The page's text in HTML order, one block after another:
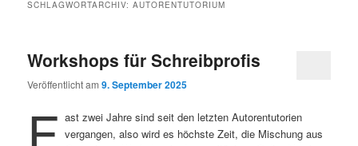
SCHLAGWORTARCHIV:AUTORENTUTORIUM
Workshops für Schreibprofis
Veröffentlicht am9. September 2025
F ast zwei Jahre sind seit den letzten Autorentutorien
vergangen, also wird es höchste Zeit, die Mischung aus